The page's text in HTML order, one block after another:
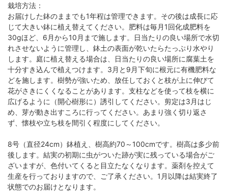
栽培方法：
お届けした鉢のままでも1年程は管理できます。その後は成長に応
じて大きい鉢に植え替えてください。肥料は毎月1回化成肥料を
30gほど、6月から10月まで施します。日当たりの良い場所で水切
れさせないように管理し、鉢土の表面が乾いたらたっぷり水やり
します。庭に植え替える場合は、日当たりの良い場所に腐葉土を
十分すき込んで植えつけます。3月と9月下旬に根元に有機肥料な
どを施します。樹勢が強いため、放任しておくと枝が上に伸びて
花がさきにくくなることがあります。支柱などを使って枝を横に
広げるように（開心樹形に）誘引してください。剪定は3月はじ
め、芽が動き出すころに行ってください。あまり強く切り返さ
ず、懐枝や立ち枝を間引く程度にしてください。
8号（直径24cm）鉢植え、樹高約70～100cmです。樹高は多少前
後します。結実の初期に虫がついた跡が実に残っている場合がご
ざいますが、色付いてくると目立たなくなります。薬剤を控えて
生産を行っておりますので、ご了承ください。1月以降は結実終了
状態でのお届けとなります。